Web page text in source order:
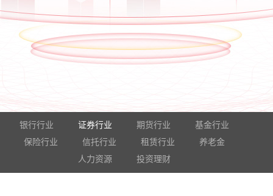
银行行业 证券行业 期货行业
基金行业
保险行业
信托行业 租赁行业
养老金
人力资源
投资理财